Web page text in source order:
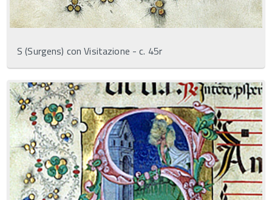
S (Surgens) con Visitazione - c. 45r